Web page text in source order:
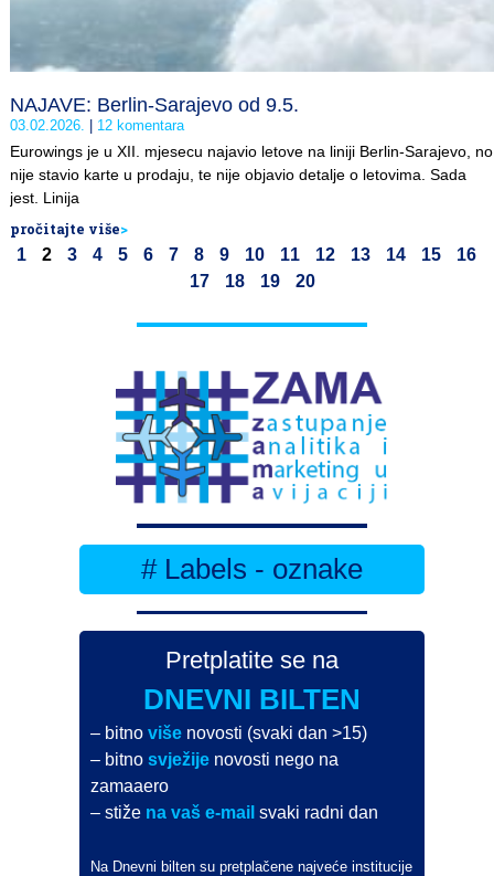
NAJAVE: Berlin-Sarajevo od 9.5.
03.02.2026. 12 komentara
Eurowings je u XII. mjesecu najavio letove na liniji Berlin-Sarajevo, no
nije stavio karte u prodaju, te nije objavio detalje o letovima. Sada
jest. Linija
pročitajte više>
1 2 3 4 5 6 7 8 9 10 11 12 13 14 15
16
17
18 19 20
# Labels - oznake
Pretplatite se na
DNEVNI BILTEN
– bitno višenovosti (svaki dan >15)
– bitno svježijenovosti nego na
zamaaero
– stiže na vaš e-mail svaki radni dan
Na Dnevni bilten su pretplačene najveće institucije